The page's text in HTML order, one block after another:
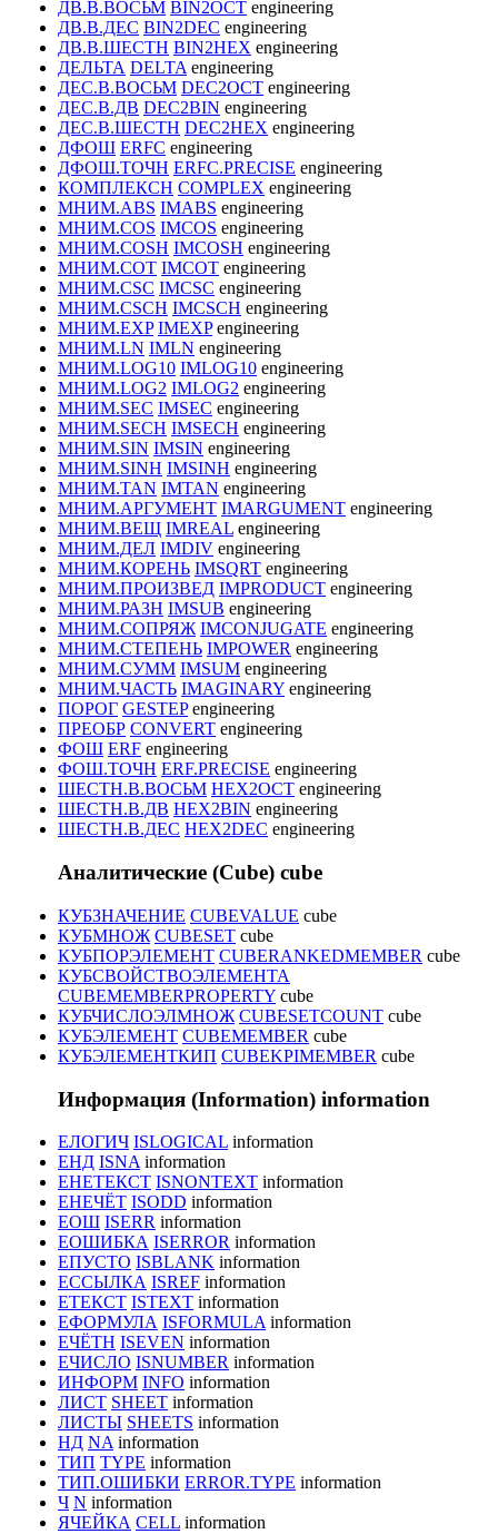
ДВ.В.ВОСЬМ BIN2OCT engineering
ДВ.В.ДЕС BIN2DEC engineering
ДВ.В.ШЕСТН BIN2HEX engineering
ДЕЛЬТА DELTA engineering
ДЕС.В.ВОСЬМ DEC2OCT engineering
ДЕС.В.ДВ DEC2BIN engineering
ДЕС.В.ШЕСТН DEC2HEX engineering
ДФОШ ERFC engineering
ДФОШ.ТОЧН ERFC.PRECISE engineering
КОМПЛЕКСН COMPLEX engineering
МНИМ.ABS IMABS engineering
МНИМ.COS IMCOS engineering
МНИМ.COSH IMCOSH engineering
МНИМ.COT IMCOT engineering
МНИМ.CSC IMCSC engineering
МНИМ.CSCH IMCSCH engineering
МНИМ.EXP IMEXP engineering
МНИМ.LN IMLN engineering
МНИМ.LOG10 IMLOG10 engineering
МНИМ.LOG2 IMLOG2 engineering
МНИМ.SEC IMSEC engineering
МНИМ.SECH IMSECH engineering
МНИМ.SIN IMSIN engineering
МНИМ.SINH IMSINH engineering
МНИМ.TAN IMTAN engineering
МНИМ.АРГУМЕНТ IMARGUMENT engineering
МНИМ.ВЕЩ IMREAL engineering
МНИМ.ДЕЛ IMDIV engineering
МНИМ.КОРЕНЬ IMSQRT engineering
МНИМ.ПРОИЗВЕД IMPRODUCT engineering
МНИМ.РАЗН IMSUB engineering
МНИМ.СОПРЯЖ IMCONJUGATE engineering
МНИМ.СТЕПЕНЬ IMPOWER engineering
МНИМ.СУММ IMSUM engineering
МНИМ.ЧАСТЬ IMAGINARY engineering
ПОРОГ GESTEP engineering
ПРЕОБР CONVERT engineering
ФОШ ERF engineering
ФОШ.ТОЧН ERF.PRECISE engineering
ШЕСТН.В.ВОСЬМ HEX2OCT engineering
ШЕСТН.В.ДВ HEX2BIN engineering
ШЕСТН.В.ДЕС HEX2DEC engineering
Аналитические (Cube) cube
КУБЗНАЧЕНИЕ CUBEVALUE cube
КУБМНОЖ CUBESET cube
КУБПОРЭЛЕМЕНТ CUBERANKEDMEMBER cube
КУБСВОЙСТВОЭЛЕМЕНТА
CUBEMEMBERPROPERTY cube
КУБЧИСЛОЭЛМНОЖ CUBESETCOUNT cube
КУБЭЛЕМЕНТ CUBEMEMBER cube
КУБЭЛЕМЕНТКИП CUBEKPIMEMBER cube
Информация (Information) information
ЕЛОГИЧ ISLOGICAL information
ЕНД ISNA information
ЕНЕТЕКСТ ISNONTEXT information
ЕНЕЧЁТ ISODD information
ЕОШ ISERR information
ЕОШИБКА ISERROR information
ЕПУСТО ISBLANK information
ЕССЫЛКА ISREF information
ЕТЕКСТ ISTEXT information
ЕФОРМУЛА ISFORMULA information
ЕЧЁТН ISEVEN information
ЕЧИСЛО ISNUMBER information
ИНФОРМ INFO information
ЛИСТ SHEET information
ЛИСТЫ SHEETS information
НД NA information
ТИП TYPE information
ТИП.ОШИБКИ ERROR.TYPE information
Ч N information
ЯЧЕЙКА CELL information